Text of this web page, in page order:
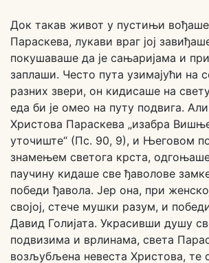
Док такав живот у пустињи
Параскева, лукави враг јој
покушаваше да је сањаријама и
заплаши. Често пута узимајући на
разних звери, он кидисаше на
еда би је омео на путу подвига.
Христова Параскева „изабра
уточиште“ (Пс. 90, 9), и Његовом
знамењем светога крста,
паучину кидаше све ђаволове
победи ђавола. Јер она, при
својој, стече мушки разум, и
Давид Голијата. Украсивши душу
подвизима и врлинама, света
возљубљена невеста Христова, те